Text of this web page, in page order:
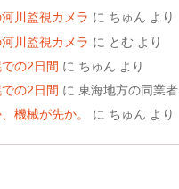
川監視カメラ に ちゅん より
川監視カメラ に とむ より
の2日間 に ちゅん より
の2日間 に東海地方の同業者
機械が先か。
に ちゅん より